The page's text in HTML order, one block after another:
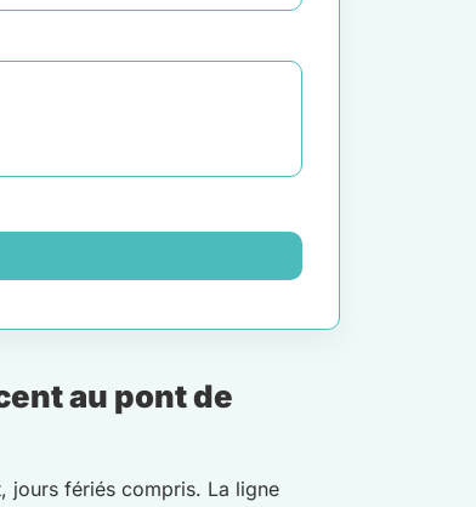
au pont de
jours fériés compris. La ligne